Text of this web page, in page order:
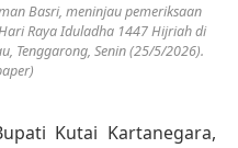
Basri, meninjau pemeriksaan
Raya Iduladha 1447 Hijriah di
Tenggarong, Senin (25/5/2026).
Kutai Kartanegara,